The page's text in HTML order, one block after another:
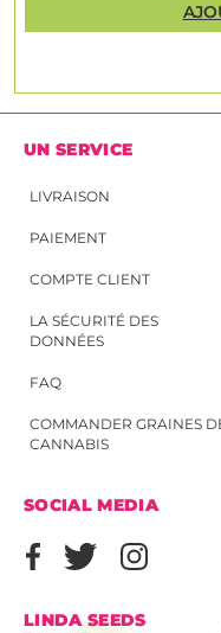
UN SERVICE
LIVRAISON
PAIEMENT
COMPTE CLIENT
LA SÉCURITÉ DES
DONNÉES
FAQ
COMMANDER GRAINES
CANNABIS
SOCIAL MEDIA
LINDA SEEDS